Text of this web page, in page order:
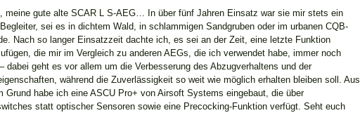
meine gute alte SCAR L S-AEG… In über fünf Jahren Einsatz war sie mir stets ein
sei es in dichtem Wald, in schlammigen Sandgruben oder im urbanen CQB-
Nach so langer Einsatzzeit dachte ich, es sei an der Zeit, eine letzte Funktion
die mir im Vergleich zu anderen AEGs, die ich verwendet habe, immer noch
dabei geht es vor allem um die Verbesserung des Abzugverhaltens und der
während die Zuverlässigkeit so weit wie möglich erhalten bleiben soll. Aus
Grund habe ich eine ASCU Pro+ von Airsoft Systems eingebaut, die über
statt optischer Sensoren sowie eine Precocking-Funktion verfügt. Seht euch